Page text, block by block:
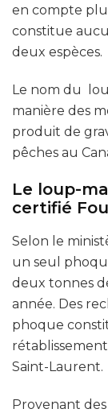
en compte
constitue
deux espèces.
Le nom du
manière des
produit de
pêches au
Le loup-
certifié
Selon le
un seul
deux tonnes
année. Des
phoque
Saint-Laurent.
Provenant